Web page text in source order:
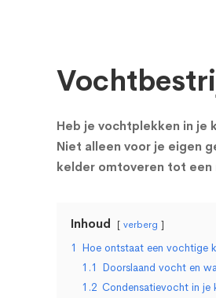
Heb je vochtplekken in je
Niet alleen voor je eigen
kelder omtoveren tot een
Inhoud verberg
1 Hoe ontstaat een vochtige
1.1 Doorslaand vocht en
1.2 Condensatievocht in je